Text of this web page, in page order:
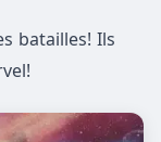
batailles! Ils